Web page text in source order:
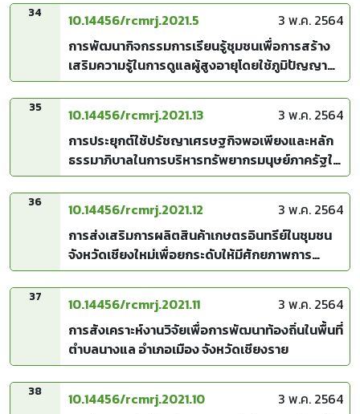
34 10.14456/rcmrj.2021.5
3 พ.ค. 2564
การพัฒนากิจกรรมการเรียนรู้ชุมชนเพื่อการสร้าง
เสริมความรู้ในการดูแลผู้สูงอายุโดยใช้ภูมิปัญญา
พื้นบ้านล้านนาเป็นฐาน: กรณีศึกษาเทศบาลตำบลสุ
เทพ อำเภอเมือง จังหวัดเชียงใหม่
35 10.14456/rcmrj.2021.13
3 พ.ค. 2564
การประยุกต์ใช้ปรัชญาเศรษฐกิจพอเพียงและหลัก
ธรรมาภิบาลในการบริหารทรัพยากรมนุษย์ภาครัฐใน
พื้นที่จังหวัดชายแดนใต้: ศึกษากรณี เทศบาลตำบล
ในเขตอำเภอเมือง จังหวัดยะลา
36 10.14456/rcmrj.2021.12
3 พ.ค. 2564
การส่งเสริมการผลิตสินค้าเกษตรอินทรีย์ในชุมชน
จังหวัดเชียงใหม่เพื่อยกระดับให้มีศักยภาพการ
แข่งขันในประชาคมอาเซียน
37 10.14456/rcmrj.2021.11
3 พ.ค. 2564
การสังเคราะห์งานวิจัยเพื่อการพัฒนาท้องถิ่นในพื้นที่
ตำบลนางแล อำเภอเมือง จังหวัดเชียงราย
38 10.14456/rcmrj.2021.10
3 พ.ค. 2564